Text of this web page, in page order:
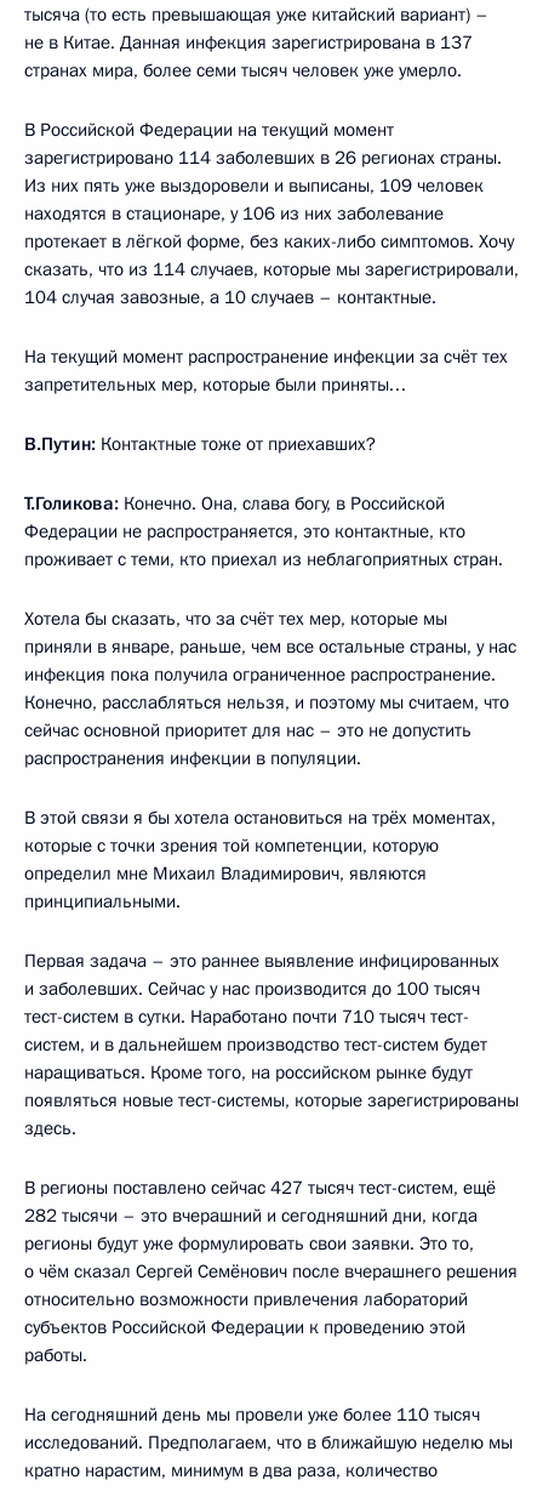
тысяча (то есть превышающая уже китайский вариант) –
не в Китае. Данная инфекция зарегистрирована в 137
странах мира, более семи тысяч человек уже умерло.
В Российской Федерации на текущий момент
зарегистрировано 114 заболевших в 26 регионах страны.
Из них пять уже выздоровели и выписаны, 109 человек
находятся в стационаре, у 106 из них заболевание
протекает в лёгкой форме, без каких-либо симптомов. Хочу
сказать, что из 114 случаев, которые мы зарегистрировали,
104 случая завозные, а 10 случаев – контактные.
На текущий момент распространение инфекции за счёт тех
запретительных мер, которые были приняты…
В.Путин: Контактные тоже от приехавших?
Т.Голикова: Конечно. Она, слава богу, в Российской
Федерации не распространяется, это контактные, кто
проживает с теми, кто приехал из неблагоприятных стран.
Хотела бы сказать, что за счёт тех мер, которые мы
приняли в январе, раньше, чем все остальные страны, у нас
инфекция пока получила ограниченное распространение.
Конечно, расслабляться нельзя, и поэтому мы считаем, что
сейчас основной приоритет для нас – это не допустить
распространения инфекции в популяции.
В этой связи я бы хотела остановиться на трёх моментах,
которые с точки зрения той компетенции, которую
определил мне Михаил Владимирович, являются
принципиальными.
Первая задача – это раннее выявление инфицированных
и заболевших. Сейчас у нас производится до 100 тысяч
тест-систем в сутки. Наработано почти 710 тысяч тест-
систем, и в дальнейшем производство тест-систем будет
наращиваться. Кроме того, на российском рынке будут
появляться новые тест-системы, которые зарегистрированы
здесь.
В регионы поставлено сейчас 427 тысяч тест-систем, ещё
282 тысячи – это вчерашний и сегодняшний дни, когда
регионы будут уже формулировать свои заявки. Это то,
о чём сказал Сергей Семёнович после вчерашнего решения
относительно возможности привлечения лабораторий
субъектов Российской Федерации к проведению этой
работы.
На сегодняшний день мы провели уже более 110 тысяч
исследований. Предполагаем, что в ближайшую неделю мы
кратно нарастим, минимум в два раза, количество